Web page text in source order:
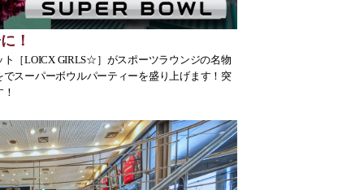
！
［LOICX GIRLS☆］がスポーツラウンジの名物
スーパーボウルパーティーを盛り上げます！突